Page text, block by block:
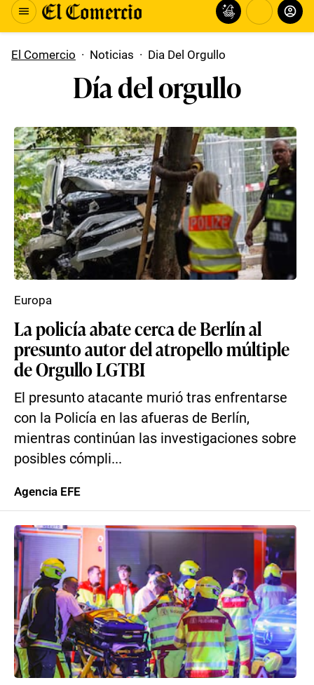
El Comercio · Noticias · Dia Del Orgullo
Día del orgullo
La policía abate cerca de Berlín al
presunto autor del atropello múltiple
de Orgullo LGTBI
El presunto atacante murió tras enfrentarse
con la Policía en las afueras de Berlín,
mientras continúan las investigaciones sobre
posibles cómpli...
Europa
Agencia EFE